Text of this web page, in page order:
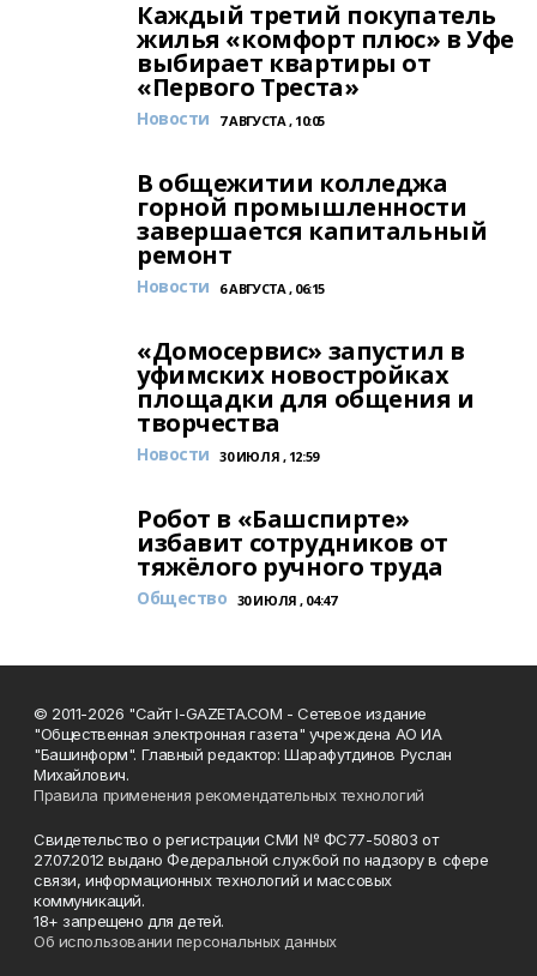
Каждый третий покупатель
жилья «комфорт плюс» в Уфе
выбирает квартиры от
«Первого Треста»
Новости 7 АВГУСТА , 10:05
В общежитии колледжа
горной промышленности
завершается капитальный
ремонт
Новости 6 АВГУСТА , 06:15
«Домосервис» запустил в
уфимских новостройках
площадки для общения и
творчества
Новости 30 ИЮЛЯ , 12:59
Робот в «Башспирте»
избавит сотрудников от
тяжёлого ручного труда
Общество 30 ИЮЛЯ , 04:47
© 2011-2026 "Сайт I-GAZETA.COM - Сетевое издание
"Общественная электронная газета" учреждена АО ИА
"Башинформ". Главный редактор: Шарафутдинов Руслан
Михайлович.
Правила применения рекомендательных технологий
Свидетельство о регистрации СМИ № ФС77-50803 от
27.07.2012 выдано Федеральной службой по надзору в сфере
связи, информационных технологий и массовых
коммуникаций.
18+ запрещено для детей.
Об использовании персональных данных